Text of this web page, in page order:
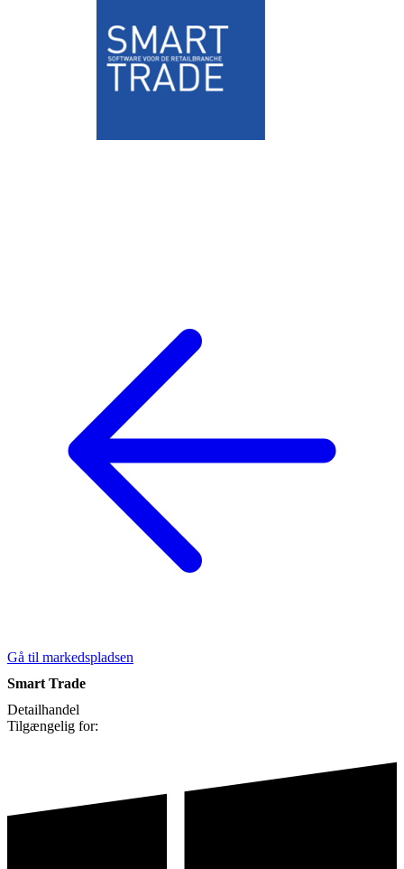
Gå til markedspladsen
Smart Trade
Detailhandel
Tilgængelig for: